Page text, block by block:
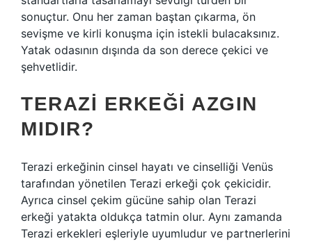
sonuçtur. Onu her zaman baştan çıkarma, ön
sevişme ve kirli konuşma için istekli bulacaksınız.
Yatak odasının dışında da son derece çekici ve
şehvetlidir.
TERAZI ERKEĞI AZGIN
MIDIR?
Terazi erkeğinin cinsel hayatı ve cinselliği Venüs
tarafından yönetilen Terazi erkeği çok çekicidir.
Ayrıca cinsel çekim gücüne sahip olan Terazi
erkeği yatakta oldukça tatmin olur. Aynı zamanda
Terazi erkekleri eşleriyle uyumludur ve partnerlerini